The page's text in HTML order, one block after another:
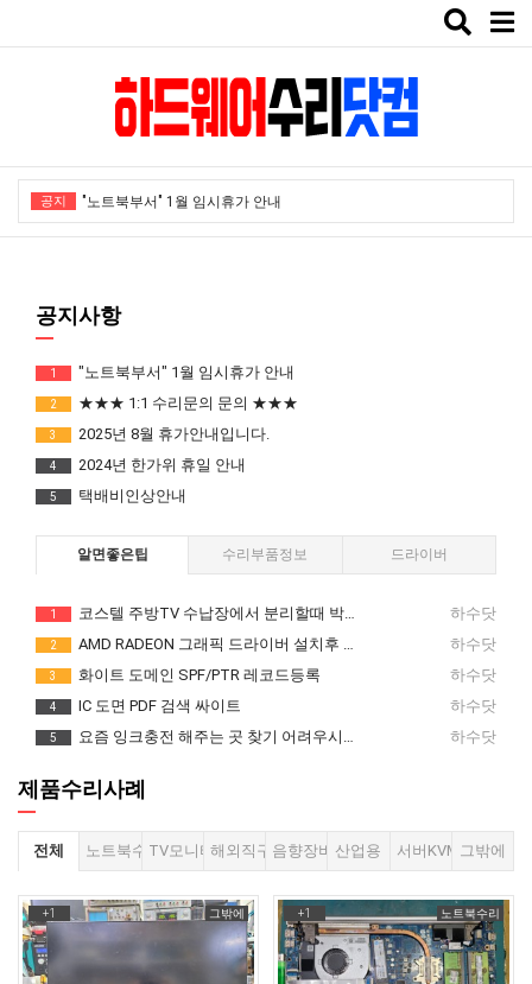
Toggle
공지 "노트북부서" 1월 임시휴가 안내
2024년 한가위 휴일 안내
택배비인상안내
공지사항
1 "노트북부서" 1월 임시휴가 안내
2 ★★★ 1:1 수리문의 문의 ★★★
3 2025년 8월 휴가안내입니다.
4 2024년 한가위 휴일 안내
5 택배비인상안내
알면좋은팁 수리부품정보 드라이버
1 코스텔 주방TV 수납장에서 분리할때 박혀 있는 나사 모양. 하수닷
2 AMD RADEON 그래픽 드라이버 설치후 부팅중 검은 화면이 오래 지속 될때 하수닷
3 화이트 도메인 SPF/PTR 레코드등록 하수닷
4 IC 도면 PDF 검색 싸이트 하수닷
5 요즘 잉크충전 해주는 곳 찾기 어려우시죠? (상호 : 잉크샵) 하수닷
제품수리사례
전체 노트북수리TV모니터해외직구TV음향장비 산업용 서버KVM 그밖에
+1 그밖에 +1 노트북수리